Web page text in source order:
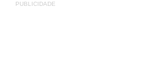
PUBLICIDADE